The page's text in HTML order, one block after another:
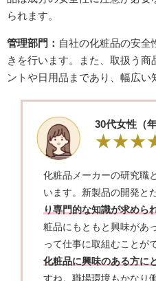
られます。
管理部門： 自社の化粧品の安全
きを行います。また、取扱う商
ントや日用品まであり、幅広い
​30代女性（
化粧品メーカーの研究職
います。新製品の開発と
り専門的な知識が求めら
粧品にもともと興味があ
って仕事に取組むことが
化粧品に興味のある方に
すね。職場環境もかなり